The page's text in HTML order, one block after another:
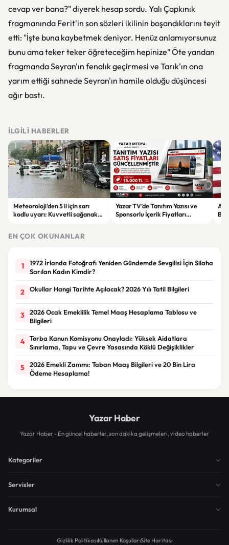
cevap ver bana?" diyerek hesap sordu. Yalı Çapkınık
fragmanında Ferit'in son sözleri ikilinin boşandıklarını teyit
etti: "İşte buna kaybetmek deniyor. Henüz anlamıyorsunuz
bunu ama teker teker öğreteceğim hepinize" Öte yandan
fragmanda Seyran'ın fenalık geçirmesi ve Tarık'ın ona
yarım ettiği sahnede Seyran'ın hamile olduğu düşüncesi
ağır bastı.
İLGILI HABERLER
Meteoroloji'den 5 il için sarı
kodlu uyarı: Kuvvetli sağanak
Yazar TV’de Tanıtım Yazısı ve
Sponsorlu İçerik Fiyatları
EN ÇOK OKUNANLAR
1
1972 İrlanda Fotoğrafı Yeniden Gündemde Sevgilisi İçin Silaha
Sarılan Kadın Kimdir?
2 Okullar Hangi Tarihte Açılacak? 2026 Yılı Tatil Bilgileri
3
2026 Ocak Emeklilik Temel Maaş Hesaplama Tablosu ve
Bilgileri
4
Torba Kanun Komisyonu Onayladı: Yüksek Aidatlara
Sınırlama, Tapu ve Çevre Yasasında Köklü Değişiklikler
5
2026 Emekli Zammı: Taban Maaş Bilgileri ve 20 Bin Lira
Ödeme Hesaplama!
Yazar Haber
Yazar Haber - En güncel haberler, son dakika gelişmeleri, video haberler
Kategoriler
Servisler
Kurumsal
Gizlilik PolitikasıKullanım KoşullarıSite Haritası